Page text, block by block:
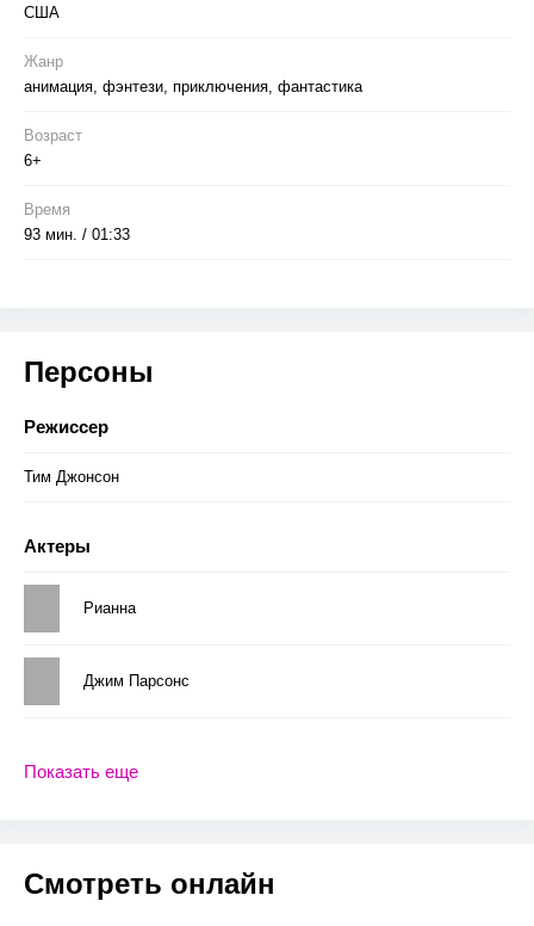
США
Жанр
анимация, фэнтези, приключения, фантастика
Возраст
6+
Время
93 мин. / 01:33
Персоны
Режиссер
Тим Джонсон
Актеры
Рианна
Джим Парсонс
Показать еще
Смотреть онлайн